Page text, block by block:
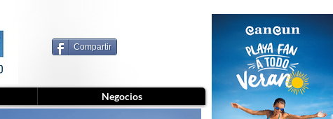
Compartir
Negocios